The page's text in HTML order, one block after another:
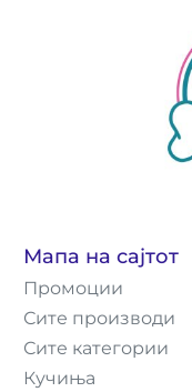
Мапа на сајтот
Промоции
Сите производи
Сите категории
Кучиња